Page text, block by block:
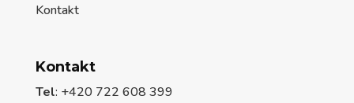
Kontakt
Kontakt
Tel: +420 722 608 399